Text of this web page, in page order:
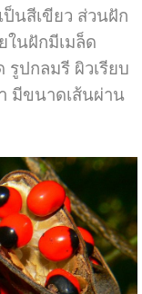
นสีเขียว ส่วนฝัก
ในฝักมีเมล็ด
รูปกลมรี ผิวเรียบ
มีขนาดเส้นผ่าน